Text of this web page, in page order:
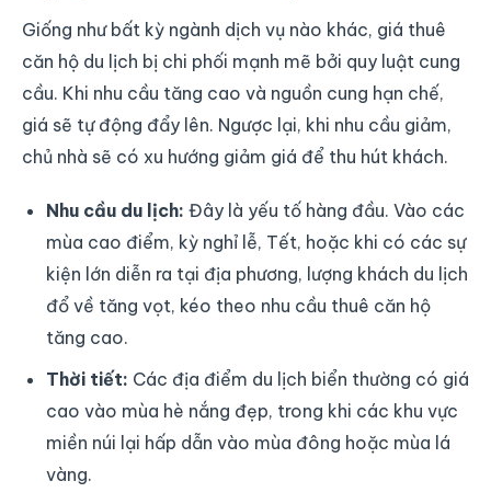
Giống như bất kỳ ngành dịch vụ nào khác, giá thuê
căn hộ du lịch bị chi phối mạnh mẽ bởi quy luật cung
cầu. Khi nhu cầu tăng cao và nguồn cung hạn chế,
giá sẽ tự động đẩy lên. Ngược lại, khi nhu cầu giảm,
chủ nhà sẽ có xu hướng giảm giá để thu hút khách.
Nhu cầu du lịch: Đây là yếu tố hàng đầu. Vào các
mùa cao điểm, kỳ nghỉ lễ, Tết, hoặc khi có các sự
kiện lớn diễn ra tại địa phương, lượng khách du lịch
đổ về tăng vọt, kéo theo nhu cầu thuê căn hộ
tăng cao.
Thời tiết: Các địa điểm du lịch biển thường có giá
cao vào mùa hè nắng đẹp, trong khi các khu vực
miền núi lại hấp dẫn vào mùa đông hoặc mùa lá
vàng.